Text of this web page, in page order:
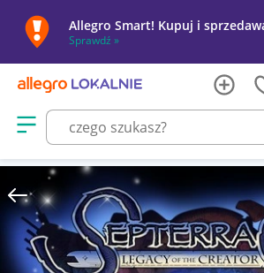
Allegro Smart! Kupuj i
Sprawdź »
Otwórz menu z kategoriami